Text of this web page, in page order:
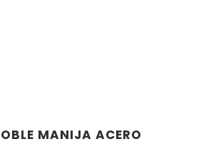
MANIJA ACERO